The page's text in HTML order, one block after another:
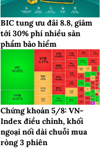
BIC tung ưu đãi 8.8, giảm
tới 30% phí nhiều sản
phẩm bảo hiểm
Chứng khoán 5/8: VN-
Index điều chỉnh, khối
ngoại nối dài chuỗi mua
ròng 3 phiên